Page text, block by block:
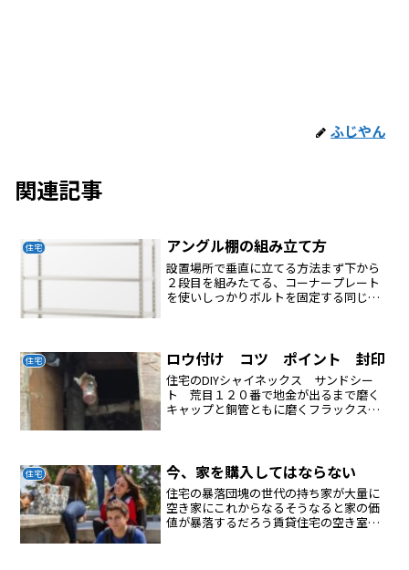
ふじやん
関連記事
住宅 アングル棚の組み立て方
設置場所で垂直に立てる方法まず下から
２段目を組みたてる、コーナープレート
を使いしっかりボルトを固定する同じく
側をVVF電線で仮止...
住宅 ロウ付け コツ ポイント 封印
住宅のDIYシャイネックス サンドシー
ト 荒目１２０番で地金が出るまで磨く
キャップと銅管ともに磨くフラックスを
毛細管現象により重力...
住宅 今、家を購入してはならない
住宅の暴落団塊の世代の持ち家が大量に
空き家にこれからなるそうなると家の価
値が暴落するだろう賃貸住宅の空き室が